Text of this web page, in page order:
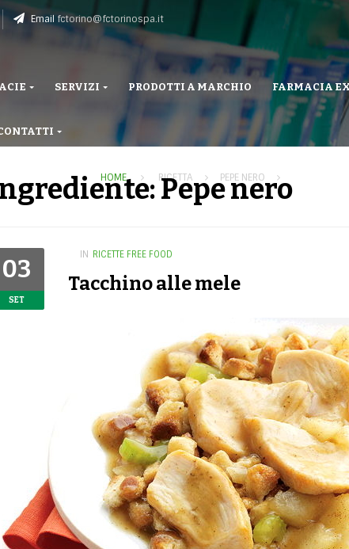
Email fctorino@fctorinospa.it
SERVIZI PRODOTTI A MARCHIO FARMACIA
HOME RICETTA PEPE NERO
Pepe nero
03
SET
IN RICETTE FREE FOOD
Tacchino alle mele